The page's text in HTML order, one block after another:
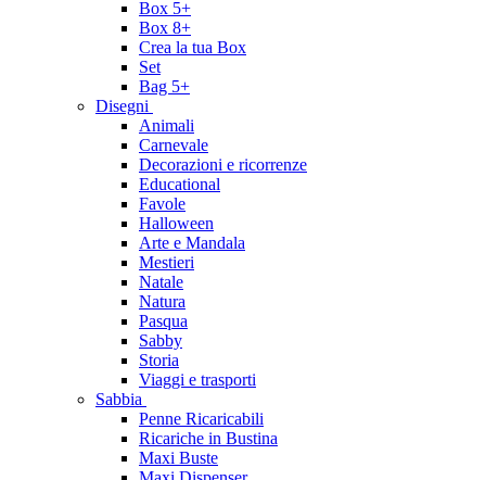
Box 5+
Box 8+
Crea la tua Box
Set
Bag 5+
Disegni
Animali
Carnevale
Decorazioni e ricorrenze
Educational
Favole
Halloween
Arte e Mandala
Mestieri
Natale
Natura
Pasqua
Sabby
Storia
Viaggi e trasporti
Sabbia
Penne Ricaricabili
Ricariche in Bustina
Maxi Buste